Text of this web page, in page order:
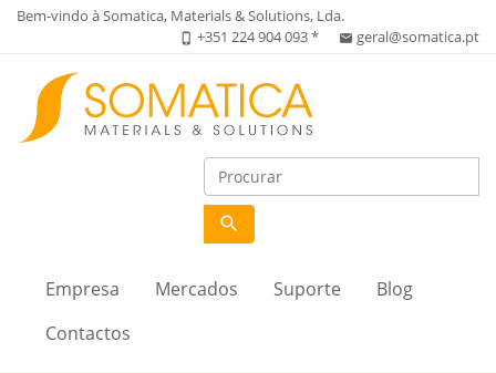
Bem-vindo à Somatica, Materials & Solutions, Lda.
phone_iphone +351 224 904 093 * email geral@somatica.pt
search
Empresa Mercados Suporte
Blog
Contactos